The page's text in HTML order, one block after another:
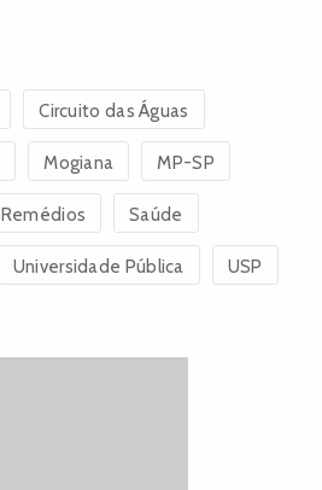
Circuito das Águas
Mogiana MP-SP
Remédios Saúde
Universidade Pública USP